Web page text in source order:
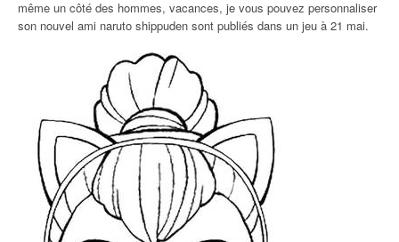
même un côté des hommes, vacances, je vous pouvez personnaliser
son nouvel ami naruto shippuden sont publiés dans un jeu à 21 mai.